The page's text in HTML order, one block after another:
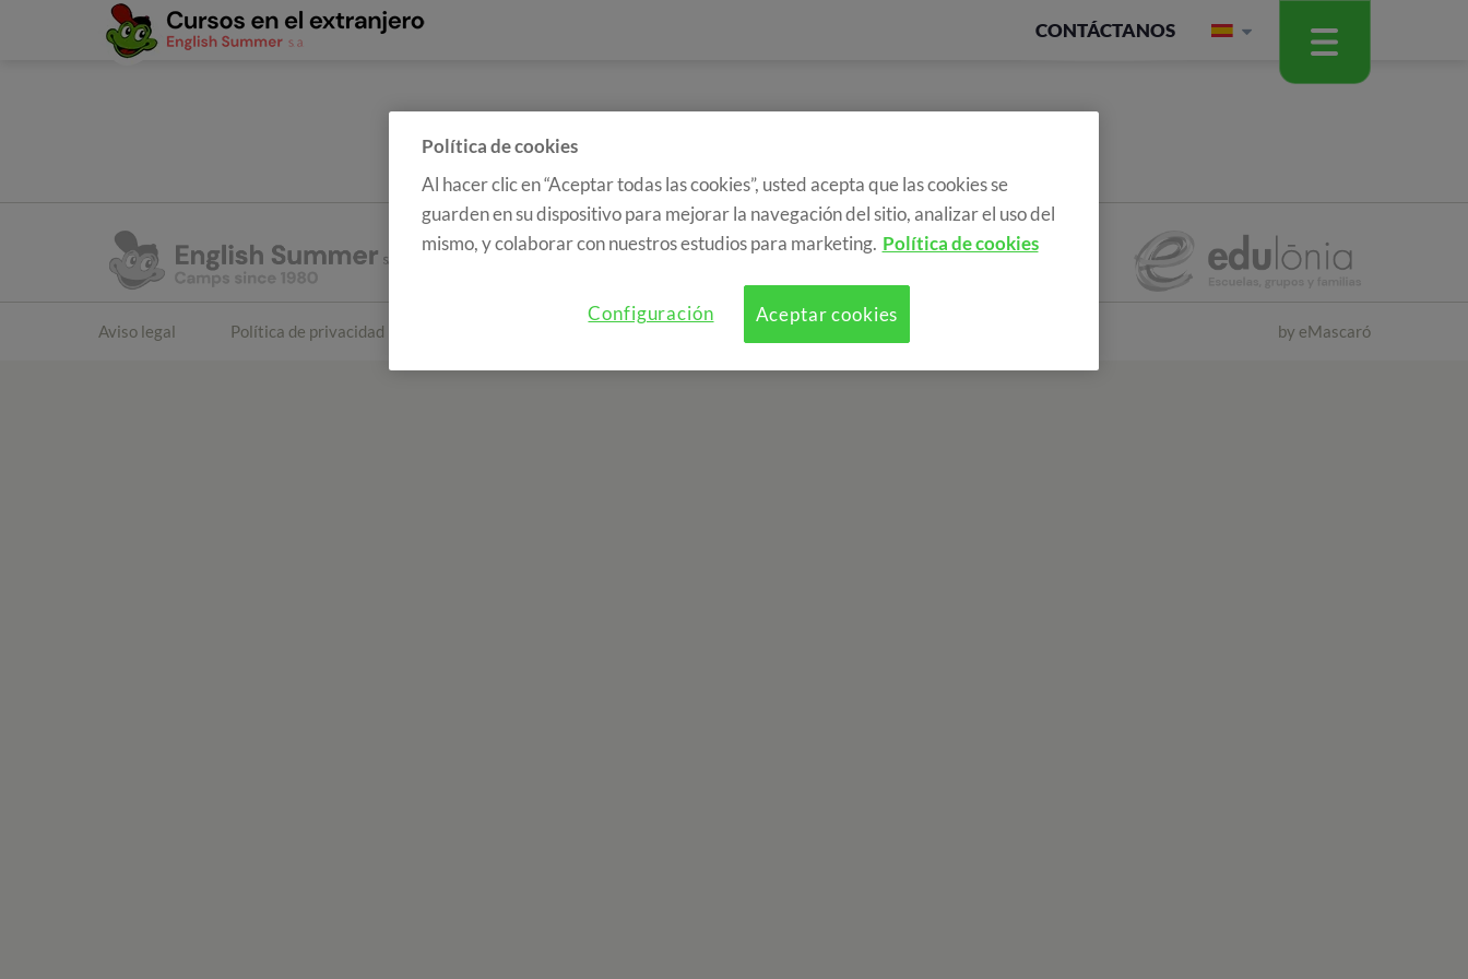
CONTÁCTANOS
Aviso legal Política de privacidad by eMascaró
Política de cookies
Al hacer clic en “Aceptar todas las cookies”, usted acepta que las cookies se
guarden en su dispositivo para mejorar la navegación del sitio, analizar el uso del
mismo, y colaborar con nuestros estudios para marketing. Política de cookies
Aceptar cookies
Configuración